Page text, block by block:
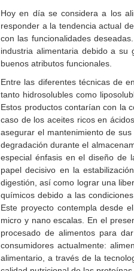
Hoy en día se considera a los
responder a la tendencia actual
con las funcionalidades
industria alimentaria debido a su
buenos atributos funcionales.
Entre las diferentes técnicas de
tanto hidrosolubles como
Estos productos contarían con la
caso de los aceites ricos en
asegurar el mantenimiento de
degradación durante el
especial énfasis en el diseño de
papel decisivo en la
digestión, así como lograr una
químicos debido a las
Este proyecto contempla desde
micro y nano escalas. En el
procesado de alimentos para
consumidores actualmente:
alimentario, a través de la